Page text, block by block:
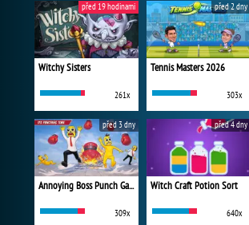
Witchy Sisters
261x
před 19 hodinami
Tennis Masters 2026
303x
před 2 dny
Annoying Boss Punch Game
309x
před 3 dny
Witch Craft Potion Sort
640x
před 4 dny